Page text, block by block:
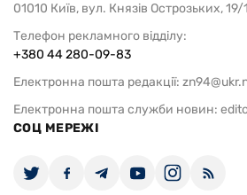
01010 Київ, вул. Князів Острозьких, 19/1
Телефон рекламного відділу:
+380 44 280-09-83
Електронна пошта редакції:
Електронна пошта служби новин:
СОЦ МЕРЕЖІ